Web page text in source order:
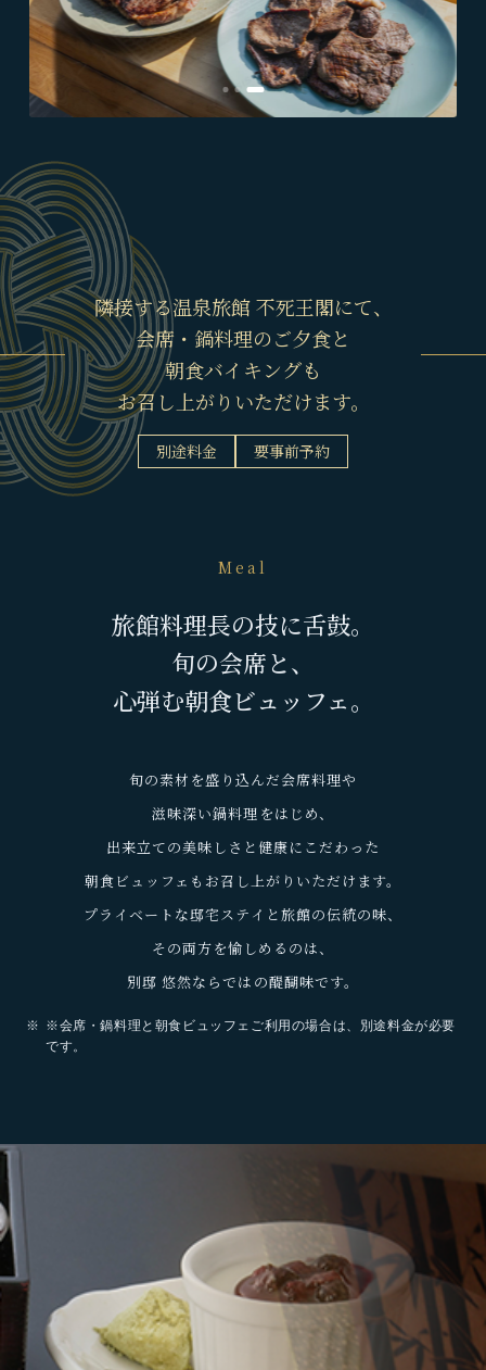
隣接する温泉旅館 不死王閣にて、
会席・鍋料理のご夕食と
朝食バイキングも
お召し上がりいただけます。
別途料金 要事前予約
Meal
旅館料理長の技に舌鼓。
旬の会席と、
心弾む朝食ビュッフェ。
旬の素材を盛り込んだ会席料理や
滋味深い鍋料理をはじめ、
出来立ての美味しさと健康にこだわった
朝食ビュッフェもお召し上がりいただけます。
プライベートな邸宅ステイと旅館の伝統の味、
その両方を愉しめるのは、
別邸 悠然ならではの醍醐味です。
※会席・鍋料理と朝食ビュッフェご利用の場合は、別途料金が必要
です。